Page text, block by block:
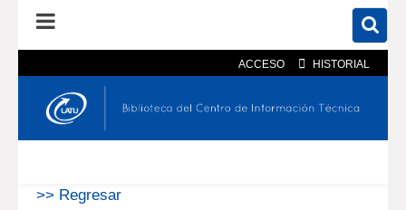
ACCESO HISTORIAL
En el catálogo En el sitio
>> Regresar